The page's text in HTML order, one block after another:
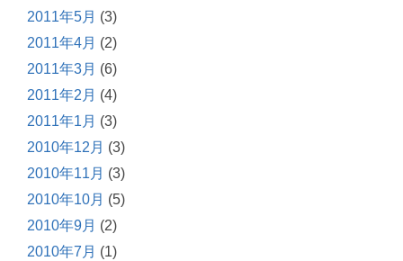
2011年5月 (3)
2011年4月 (2)
2011年3月 (6)
2011年2月 (4)
2011年1月 (3)
2010年12月 (3)
2010年11月 (3)
2010年10月 (5)
2010年9月 (2)
2010年7月 (1)